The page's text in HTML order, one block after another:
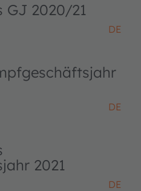
GJ 2020/21
DE
DE
2021
DE